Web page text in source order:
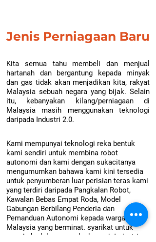
Jenis Perniagaan Baru
Kita semua tahu membeli dan menjual
hartanah dan bergantung kepada minyak
dan gas tidak akan menjadikan kita, rakyat
Malaysia sebuah negara yang bijak. Selain
itu, kebanyakan kilang/perniagaan di
Malaysia masih menggunakan teknologi
daripada Industri 2.0.
Kami mempunyai teknologi reka bentuk
kami sendiri untuk membina robot
autonomi dan kami dengan sukacitanya
mengumumkan bahawa kami kini tersedia
untuk penyumberan luar perisian teras kami
yang terdiri daripada Pangkalan Robot,
Kawalan Bebas Empat Roda, Model
Gabungan Berbilang Penderia dan
Pemanduan Autonomi kepada warga
Malaysia yang berminat. syarikat untuk
membuka laluan mereka ke arah Industri